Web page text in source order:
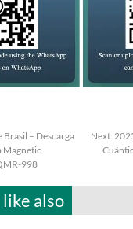
– Descarga
Magnetic
998
Next:
also